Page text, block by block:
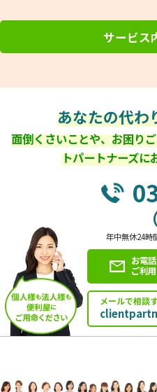
サービス
あなたの代わ
面倒くさいことや、お困り
トパートナーズに
年中無休24
お電
ご利
メールで相談